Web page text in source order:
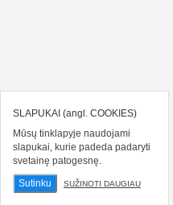
SLAPUKAI (angl. COOKIES)
Mūsų tinklapyje naudojami
slapukai, kurie padeda padaryti
svetainę patogesnę.
Sutinku
SUŽINOTI DAUGIAU